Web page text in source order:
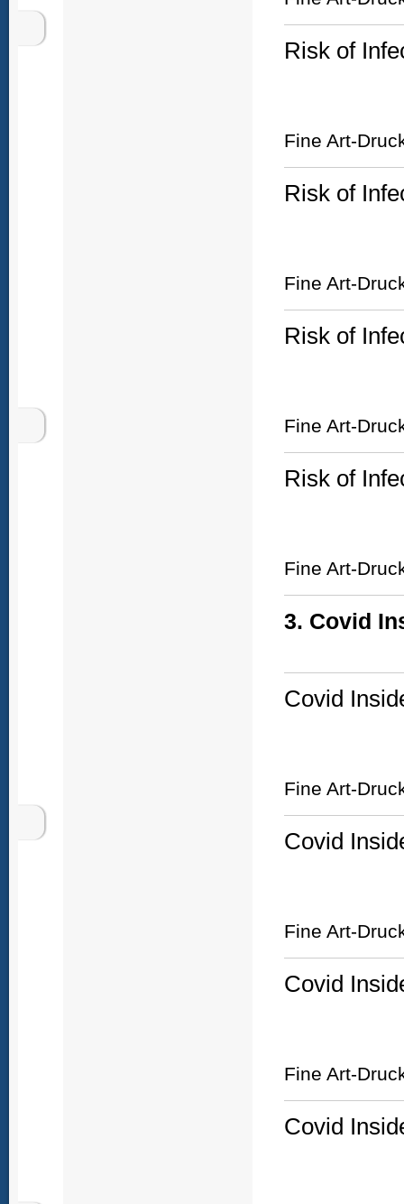
Risk of
Fine Art-
Risk of
Fine Art-
Risk of
Fine Art-
Risk of
Fine Art-
3. Covid
Covid
Fine Art-
Covid
Fine Art-
Covid
Fine Art-
Covid